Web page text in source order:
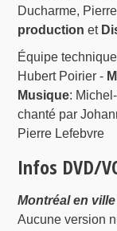
Ducharme,
production et
Équipe
Hubert Poirier -
Musique:
chanté par
Pierre Lefebvre
Infos DVD/
Montréal en ville
Aucune version